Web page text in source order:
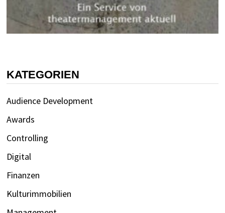
KATEGORIEN
Audience Development
Awards
Controlling
Digital
Finanzen
Kulturimmobilien